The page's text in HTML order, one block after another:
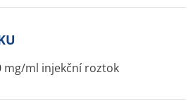
mg/ml injekční roztok